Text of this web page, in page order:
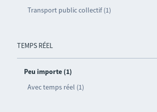
Transport public collectif (1)
TEMPS RÉEL
Peu importe (1)
Avec temps réel (1)